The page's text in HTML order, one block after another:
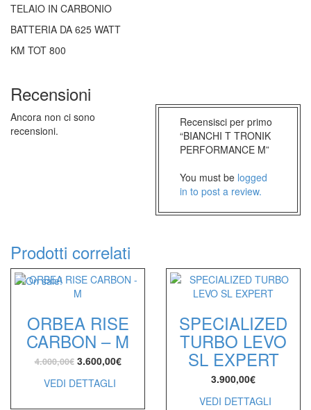
TELAIO IN CARBONIO
BATTERIA DA 625 WATT
KM TOT 800
Recensioni
Ancora non ci sono
recensioni.
Recensisci per primo
“BIANCHI T TRONIK
PERFORMANCE M”
You must be logged
in to post a review.
Prodotti correlati
ORBEA RISE
CARBON – M
4.000,00€ Il
originale
3.600,00€Il
VEDI DETTAGLI
SPECIALIZED
TURBO LEVO
SL EXPERT
3.900,00€
VEDI DETTAGLI